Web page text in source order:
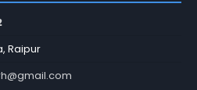
Raipur